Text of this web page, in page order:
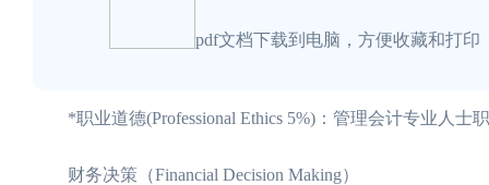
pdf文档下载到电脑，方便收藏和打印
*职业道德(Professional Ethics 5%)：管理会计专业人士
财务决策（Financial Decision Making）